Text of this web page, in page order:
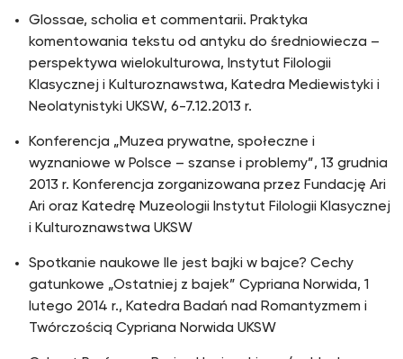
Glossae, scholia et commentarii. Praktyka
komentowania tekstu od antyku do średniowiecza –
perspektywa wielokulturowa, Instytut Filologii
Klasycznej i Kulturoznawstwa, Katedra Mediewistyki i
Neolatynistyki UKSW, 6-7.12.2013 r.
Konferencja „Muzea prywatne, społeczne i
wyznaniowe w Polsce – szanse i problemy”, 13 grudnia
2013 r. Konferencja zorganizowana przez Fundację Ari
Ari oraz Katedrę Muzeologii Instytut Filologii Klasycznej
i Kulturoznawstwa UKSW
Spotkanie naukowe Ile jest bajki w bajce? Cechy
gatunkowe „Ostatniej z bajek” Cypriana Norwida, 1
lutego 2014 r., Katedra Badań nad Romantyzmem i
Twórczością Cypriana Norwida UKSW